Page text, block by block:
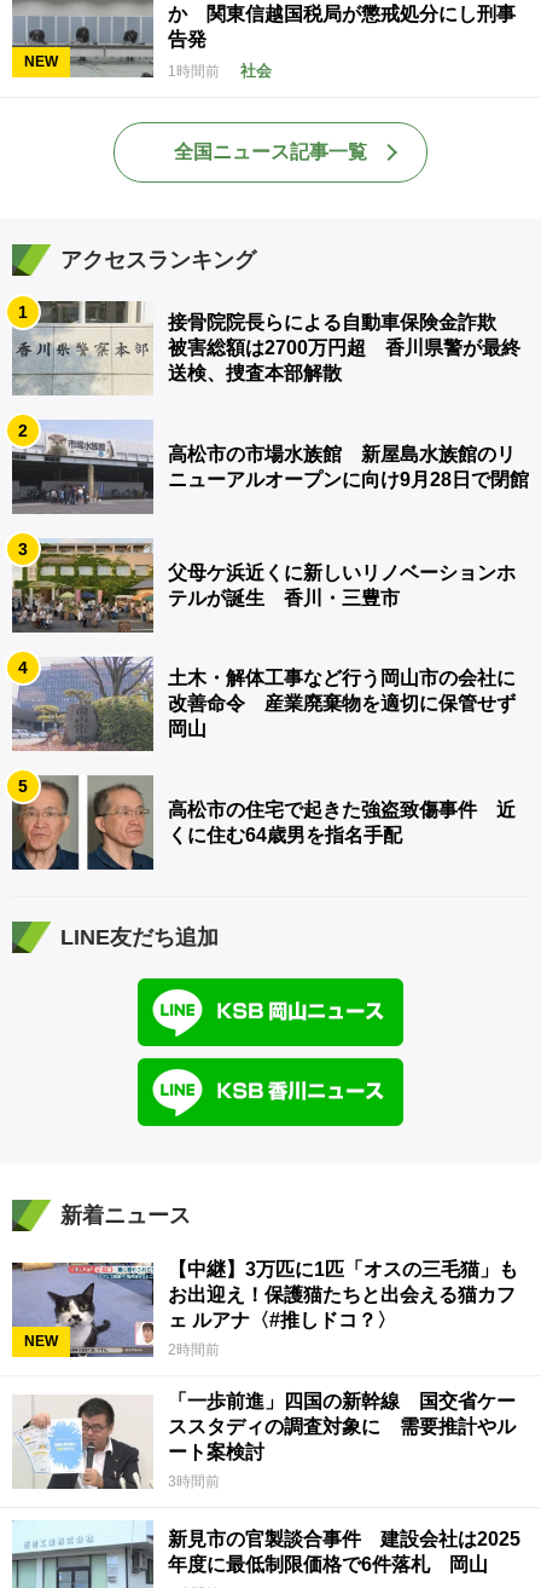
NEW
か 関東信越国税局が懲戒処分にし刑事
告発
1時間前 社会
全国ニュース記事一覧
アクセスランキング
1
接骨院院長らによる自動車保険金詐欺
被害総額は2700万円超 香川県警が最終
送検、捜査本部解散
2
高松市の市場水族館 新屋島水族館のリ
ニューアルオープンに向け9月28日で閉館
3
父母ケ浜近くに新しいリノベーションホ
テルが誕生 香川・三豊市
4
土木・解体工事など行う岡山市の会社に
改善命令 産業廃棄物を適切に保管せず
岡山
5
高松市の住宅で起きた強盗致傷事件 近
くに住む64歳男を指名手配
LINE友だち追加
新着ニュース
NEW
【中継】3万匹に1匹「オスの三毛猫」も
お出迎え！保護猫たちと出会える猫カフ
ェ ルアナ〈#推しドコ？〉
2時間前
「一歩前進」四国の新幹線 国交省ケー
ススタディの調査対象に 需要推計やル
ート案検討
3時間前
新見市の官製談合事件 建設会社は2025
年度に最低制限価格で6件落札 岡山